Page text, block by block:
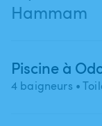
Hammam
Piscine à
4 baigneurs •